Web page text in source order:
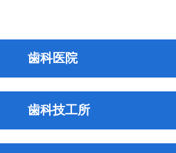
歯科医院
歯科技工所